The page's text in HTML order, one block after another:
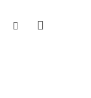
Vyhledávání